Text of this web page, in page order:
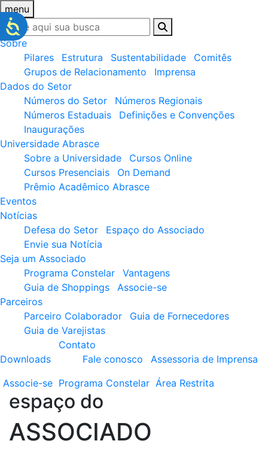
menu
Sobre
Pilares
Estrutura Sustentabilidade
Comitês
Grupos de Relacionamento
Imprensa
Dados do Setor
Números do Setor
Números Regionais
Números Estaduais
Definições e Convenções
Inaugurações
Universidade Abrasce
Sobre a Universidade
Cursos Online
Cursos Presenciais
On Demand
Prêmio Acadêmico Abrasce
Eventos
Notícias
Defesa do Setor
Espaço do Associado
Envie sua Notícia
Seja um Associado
Programa Constelar
Vantagens
Guia de Shoppings
Associe-se
Parceiros
Parceiro Colaborador
Guia de Fornecedores
Guia de Varejistas
Downloads
Contato
Fale conosco
Assessoria de Imprensa
Associe-se Programa Constelar Área Restrita
espaço do
ASSOCIADO